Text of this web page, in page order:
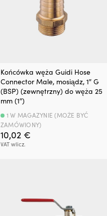
Końcówka węża Guidi Hose
Connector Male, mosiądz, 1″ G
(BSP) (zewnętrzny) do węża 25
mm (1″)
10,02 €
VAT wlicz.
1 W MAGAZYNIE (MOŻE BYĆ
ZAMÓWIONY)